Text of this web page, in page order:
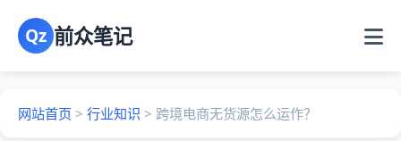
Qz 前众笔记
网站首页 > 行业知识 > 跨境电商无货源怎么运作？